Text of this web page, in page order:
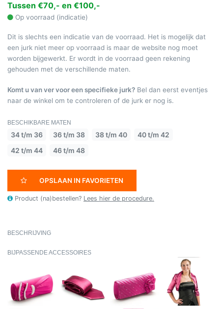
Tussen €70,- en €100,-
Op voorraad (indicatie)
Dit is slechts een indicatie van de voorraad. Het is mogelijk dat
een jurk niet meer op voorraad is maar de website nog moet
worden bijgewerkt. Er wordt in de voorraad geen rekening
gehouden met de verschillende maten.
Komt u van ver voor een specifieke jurk? Bel dan eerst eventjes
naar de winkel om te controleren of de jurk er nog is.
BESCHIKBARE MATEN
34 t/m 36 36 t/m 38 38 t/m 40
40 t/m 42
42 t/m 44
46 t/m 48
OPSLAAN IN FAVORIETEN
Product (na)bestellen? Lees hier de procedure.
BESCHRIJVING
BIJPASSENDE ACCESSOIRES